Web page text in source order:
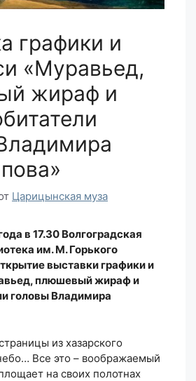
графики и
«Муравьед,
жираф и
Царицынская муза
в 17.30 Волгоградская
им. М. Горького
выставки графики и
плюшевый жираф и
головы Владимира
из хазарского
Все это – воображаемый
на своих полотнах